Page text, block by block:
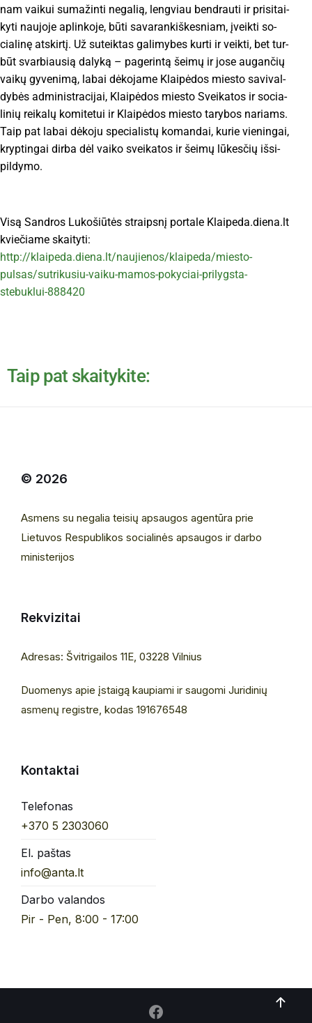
nam vai­kui su­ma­žin­ti ne­ga­lią, leng­viau bend­rau­ti ir pri­si­tai­
ky­ti nau­jo­je ap­lin­ko­je, bū­ti sa­varan­kiš­kes­niam, įveik­ti so­
cia­li­nę at­skir­tį. Už su­teik­tas ga­li­my­bes kur­ti ir veik­ti, bet tur­
būt svar­biau­sią dalyką – pa­ge­rin­tą šei­mų ir jo­se au­gan­čių
vai­kų gy­ve­ni­mą, la­bai dė­ko­ja­me Klai­pė­dos mies­to sa­vi­val­
dy­bės ad­mi­nist­ra­ci­jai, Klai­pė­dos mies­to Svei­ka­tos ir so­cia­
li­nių rei­ka­lų ko­mi­te­tui ir Klai­pė­dos mies­to ta­ry­bos na­riams.
Taip pat la­bai dė­ko­ju spe­cia­lis­tų ko­man­dai, ku­rie vie­nin­gai,
kryp­tin­gai dir­ba dėl vai­ko svei­ka­tos ir šei­mų lū­kes­čių iš­si­
pil­dy­mo.
Visą Sandros Lukošiūtės straipsnį portale Klaipeda.diena.lt
kviečiame skaityti:
http://klaipeda.diena.lt/naujienos/klaipeda/miesto-
pulsas/sutrikusiu-vaiku-mamos-pokyciai-prilygsta-
stebuklui-888420
Taip pat skaitykite:
© 2026
Asmens su negalia teisių apsaugos agentūra prie
Lietuvos Respublikos socialinės apsaugos ir darbo
ministerijos
Rekvizitai
Adresas: Švitrigailos 11E, 03228 Vilnius
Duomenys apie įstaigą kaupiami ir saugomi Juridinių
asmenų registre, kodas 191676548
Kontaktai
Telefonas
+370 5 2303060
El. paštas
info@anta.lt
Darbo valandos
Pir - Pen, 8:00 - 17:00